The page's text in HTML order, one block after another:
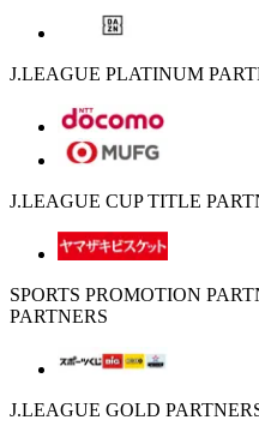
J.LEAGUE PLATINUM
J.LEAGUE CUP TITLE
SPORTS PROMOTION
PARTNERS
J.LEAGUE GOLD